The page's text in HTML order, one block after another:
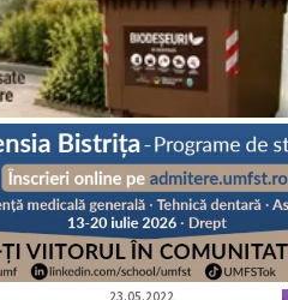
23.05.2022